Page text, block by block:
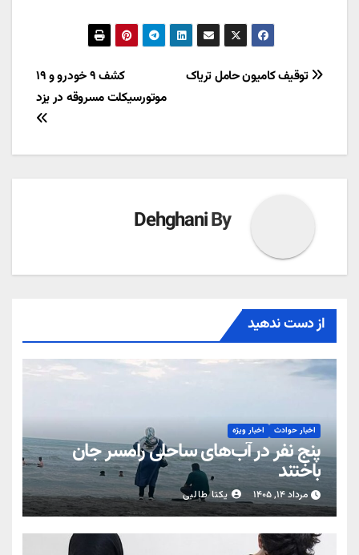
راهبری
کشف ۹ خودرو و ۱۹
موتورسیکلت مسروقه در يزد
توقیف کامیون حامل تریاک
By
Dehghani
از دست ندهید
اخبار حوادث اخبار ویژه
پنج نفر در آب‌های ساحلی رامسر جان
باختند
مرداد ۱۴, ۱۴۰۵ یکتا طالبی